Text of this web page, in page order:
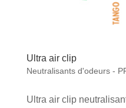
Ultra air clip
Neutralisants d'odeurs -
Ultra air clip